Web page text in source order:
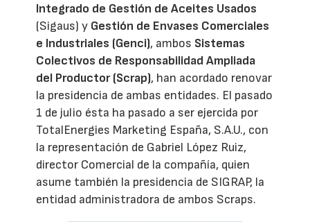
Integrado de Gestión de Aceites Usados
(Sigaus) y Gestión de Envases Comerciales
e Industriales (Genci), ambos Sistemas
Colectivos de Responsabilidad Ampliada
del Productor (Scrap), han acordado renovar
la presidencia de ambas entidades. El pasado
1 de julio ésta ha pasado a ser ejercida por
TotalEnergies Marketing España, S.A.U., con
la representación de Gabriel López Ruiz,
director Comercial de la compañía, quien
asume también la presidencia de SIGRAP, la
entidad administradora de ambos Scraps.